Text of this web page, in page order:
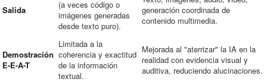
Salida
(a veces código o
imágenes generadas
desde texto puro).
generación coordinada de
contenido multimedia.
Demostración
E-E-A-T
Limitada a la
coherencia y exactitud
de la información
textual.
Mejorada al "aterrizar" la IA en la
realidad con evidencia visual y
auditiva, reduciendo alucinaciones.